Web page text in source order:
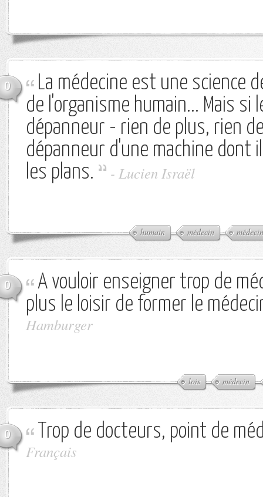
0
La médecine est une science
de l'organisme humain... Mais si
dépanneur - rien de plus, rien
dépanneur d'une machine dont
les plans.
- Lucien Israël
humain médecin
0
A vouloir enseigner trop de
plus le loisir de former le
Hamburger
lois médecin
0 Trop de docteurs, point de
Français